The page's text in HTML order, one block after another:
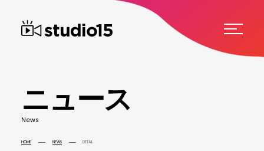
ニュース
News
HOME NEWS DETAIL